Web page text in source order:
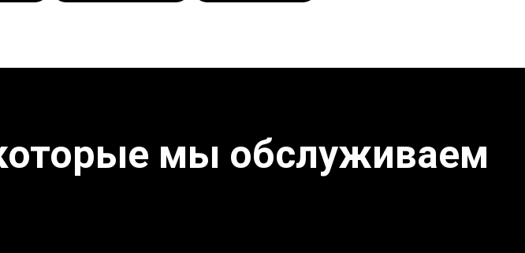
мы обслуживаем